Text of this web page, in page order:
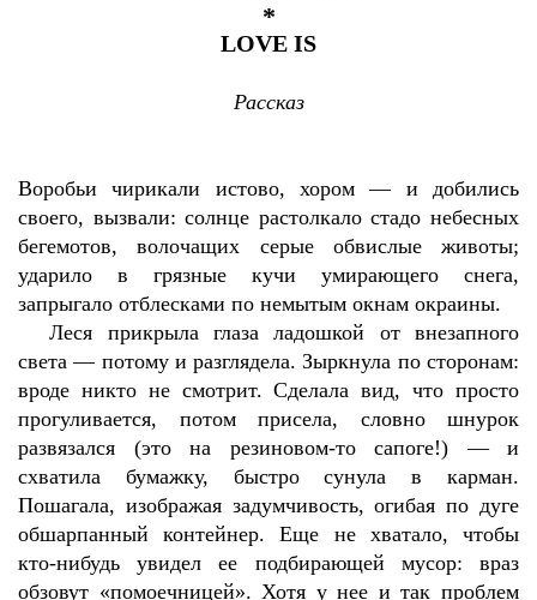
*
LOVE IS
Рассказ
Воробьи чирикали истово, хором — и добились
своего, вызвали: солнце растолкало стадо небесных
бегемотов, волочащих серые обвислые животы;
ударило в грязные кучи умирающего снега,
запрыгало отблесками по немытым окнам окраины.
Леся прикрыла глаза ладошкой от внезапного
света — потому и разглядела. Зыркнула по сторонам:
вроде никто не смотрит. Сделала вид, что просто
прогуливается, потом присела, словно шнурок
развязался (это на резиновом-то сапоге!) — и
схватила бумажку, быстро сунула в карман.
Пошагала, изображая задумчивость, огибая по дуге
обшарпанный контейнер. Еще не хватало, чтобы
кто-нибудь увидел ее подбирающей мусор: враз
обзовут «помоечницей». Хотя у нее и так проблем